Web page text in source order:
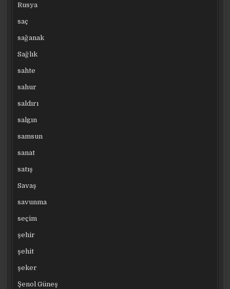
Rusya
saç
sağanak
Sağlık
sahte
sahur
saldırı
salgın
samsun
sanat
satış
Savaş
savunma
seçim
şehir
şehit
şeker
Şenol Güneş